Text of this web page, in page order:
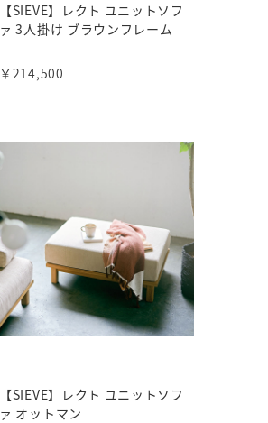
【SIEVE】レクト ユニットソフ
ァ 3人掛け ブラウンフレーム
￥214,500
【SIEVE】レクト ユニットソフ
ァ オットマン